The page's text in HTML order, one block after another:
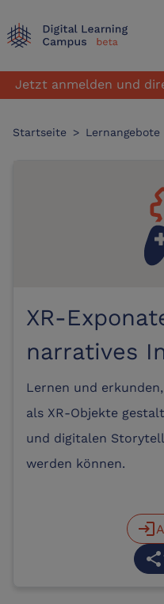
anmelden und direkt
Startseite > Lernangebote
XR-
narratives
Lernen und
als XR-Objekte
und digitalen
werden können.
login
share